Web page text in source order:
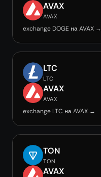
AVAX
AVAX
exchange DOGE на AVAX →
LTC
LTC
AVAX
AVAX
exchange LTC на AVAX →
TON
TON
AVAX